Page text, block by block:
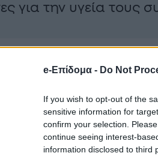
e-Επίδομα - Do Not
If you wish to opt-out of the
sensitive information for
confirm your selection.
continue seeing interest-
information disclosed to third
για την υγεία τους
ήρθε στο φως το
που
Τμήματος Δίωξης και
κοινωνικής
νομότυπη έρευνα